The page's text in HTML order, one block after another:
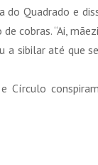
Quadrado e
cobras. “Ai,
a sibilar até que
e Círculo